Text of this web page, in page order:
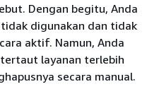
Dengan begitu, Anda
digunakan dan tidak
aktif. Namun, Anda
layanan terlebih
secara manual.